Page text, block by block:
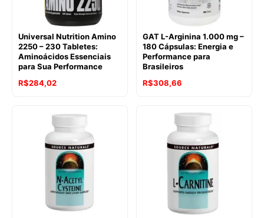
Universal Nutrition Amino
2250 – 230 Tabletes:
Aminoácidos Essenciais
para Sua Performance
R$284,02
GAT L-Arginina 1.000 mg –
180 Cápsulas: Energia e
Performance para
Brasileiros
R$308,66